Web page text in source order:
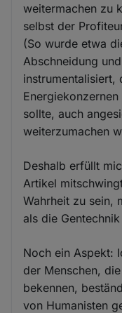
weitermachen zu
selbst der
(So wurde etwa
Abschneidung
instrumentalisiert,
sollte, auch
weiterzumachen
Deshalb erfüllt
Artikel
Wahrheit zu sein,
als die
Noch ein Aspekt:
der Menschen,
bekennen,
von Humanisten